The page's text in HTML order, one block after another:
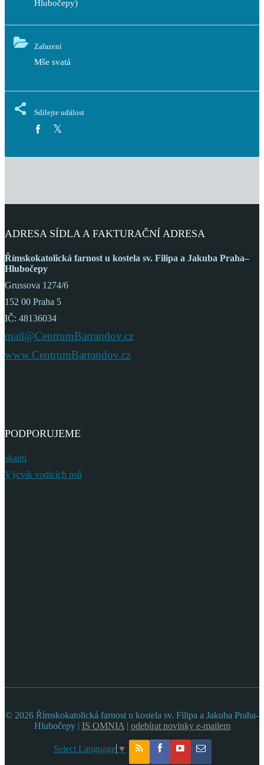
Hlubočepy)
Zařazení
Mše svatá
Sdílejte událost
ADRESA SÍDLA A FAKTURAČNÍ ADRESA
Římskokatolická farnost u kostela sv. Filipa a Jakuba Praha–
Hlubočepy
Grussova 1274/6
152 00 Praha 5
IČ: 48136034
mail@CentrumBarrandov.cz
www.CentrumBarrandov.cz
PODPORUJEME
skauti
Výcvik vodicích psů
© 2026 Římskokatolická farnost u kostela sv. Filipa a Jakuba Praha-
Hlubočepy | IS OMNIA | odebírat novinky e-mailem
Select Language ▼